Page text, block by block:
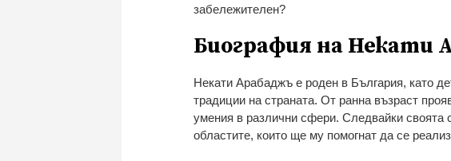
забележителен?
Биография на Некати
Некати Арабаджъ е роден в България, като
традиции на страната. От ранна възраст
умения в различни сфери. Следвайки своята
областите, които ще му помогнат да се